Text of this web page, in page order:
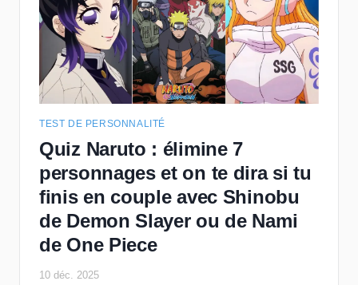
TEST DE PERSONNALITÉ
Quiz Naruto : élimine 7
personnages et on te dira si tu
finis en couple avec Shinobu
de Demon Slayer ou de Nami
de One Piece
10 déc. 2025